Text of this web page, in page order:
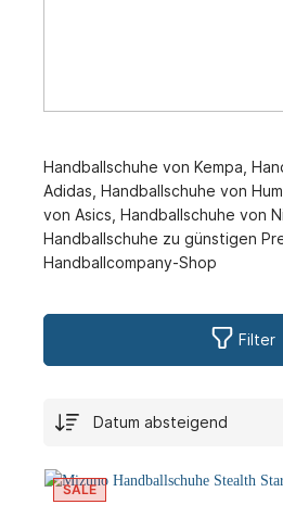
Handballschuhe von Kempa,
Adidas, Handballschuhe von
von Asics, Handballschuhe von
Handballschuhe zu günstigen
Handballcompany-Shop
Filter
SALE